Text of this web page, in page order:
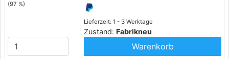
(97 %)
Lieferzeit: 1 - 3 Werktage
Zustand: Fabrikneu
Warenkorb